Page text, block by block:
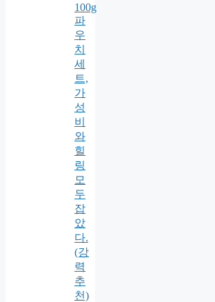
100g
파
우
치
세
트,
가
성
비
와
힐
링
모
두
잡
았
다.
(강
력
추
천)